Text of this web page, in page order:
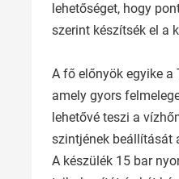
lehetőséget, hogy
szerint készítsék el a
A fő előnyök egyike a
amely gyors
lehetővé teszi a
szintjének beállítását
A készülék 15 bar